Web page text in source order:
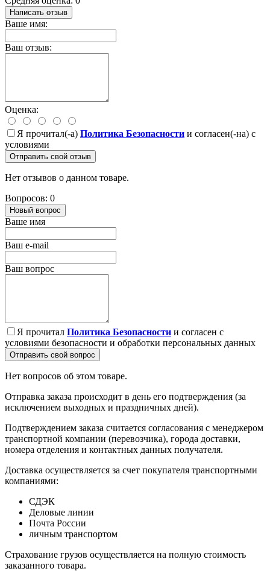
Написать отзыв
Ваше имя:
Ваш отзыв:
Оценка:
Я прочитал(-а) Политика Безопасности и согласен(-на) с
условиями
Отправить свой отзыв
Нет отзывов о данном товаре.
Вопросов: 0
Новый вопрос
Ваше имя
Ваш e-mail
Ваш вопрос
Я прочитал Политика Безопасности и согласен с
условиями безопасности и обработки персональных данных
Отправить свой вопрос
Нет вопросов об этом товаре.
Отправка заказа происходит в день его подтверждения (за
исключением выходных и праздничных дней).
Подтверждением заказа считается согласования с менеджером
транспортной компании (перевозчика), города доставки,
номера отделения и контактных данных получателя.
Доставка осуществляется за счет покупателя транспортными
компаниями:
СДЭК
Деловые линии
Почта России
личным транспортом
Страхование грузов осуществляется на полную стоимость
заказанного товара.